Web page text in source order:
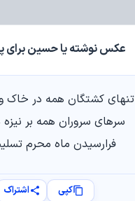
عکس نوشته یا حسین برای
تنهاي كشتگان همه در خاك
سرهاي سروران همه بر نيزه
فرارسيدن ماه محرم
کپی اشتراک